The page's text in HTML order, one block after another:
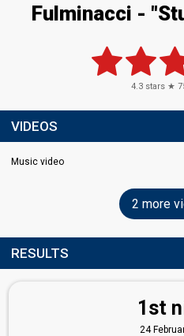
Fulminacci -
4.3 stars ★
VIDEOS
Music video
2 more
RESULTS
1st
24